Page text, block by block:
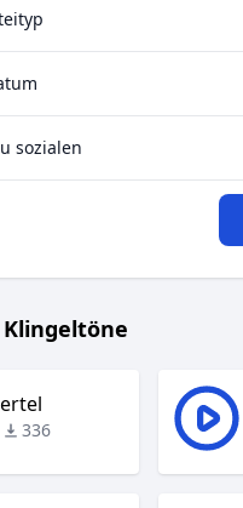
sozialen
336